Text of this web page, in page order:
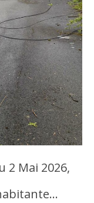
2 Mai 2026,